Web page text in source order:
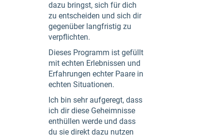
dazu bringst, sich für dich
zu entscheiden und sich dir
gegenüber langfristig zu
verpflichten.
Dieses Programm ist gefüllt
mit echten Erlebnissen und
Erfahrungen echter Paare in
echten Situationen.
Ich bin sehr aufgeregt, dass
ich dir diese Geheimnisse
enthüllen werde und dass
du sie direkt dazu nutzen